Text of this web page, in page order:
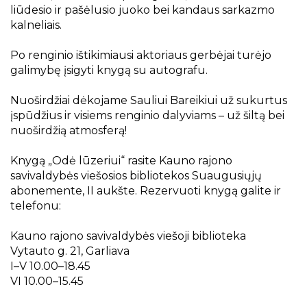
liūdesio ir pašėlusio juoko bei kandaus sarkazmo
kalneliais.
Po renginio ištikimiausi aktoriaus gerbėjai turėjo
galimybę įsigyti knygą su autografu.
Nuoširdžiai dėkojame Sauliui Bareikiui už sukurtus
įspūdžius ir visiems renginio dalyviams – už šiltą bei
nuoširdžią atmosferą!
Knygą „Odė lūzeriui“ rasite Kauno rajono
savivaldybės viešosios bibliotekos Suaugusiųjų
abonemente, II aukšte. Rezervuoti knygą galite ir
telefonu:
Kauno rajono savivaldybės viešoji biblioteka
Vytauto g. 21, Garliava
I–V 10.00–18.45
VI 10.00–15.45